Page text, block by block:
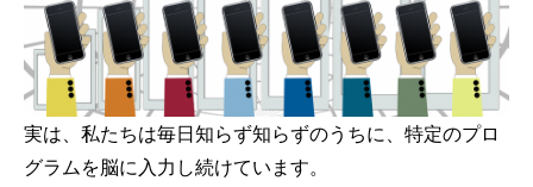
実は、私たちは毎日知らず知らずのうちに、特定のプロ
グラムを脳に入力し続けています。